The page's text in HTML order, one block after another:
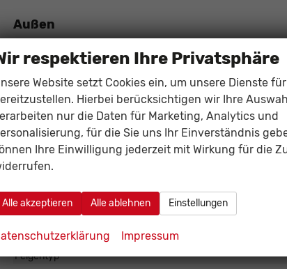
Außen
Außenspiegel elektrisch anklappbar,
Dachreling
Herstellerpaket
Scheiben, Verglasung
Privacy Glass
Räder & Technik
Antriebsachse
Fahrwerk- und Regelungssysteme
Antiblockiersystem (ABS),
Felgengröße
Felgentyp
respektieren Ihre Privatsphäre
Website setzt Cookies ein, um unsere Dienste
Hierbei berücksichtigen wir Ihre
nur die Daten für Marketing, Analytics und
für die Sie uns Ihr Einverständnis
Ihre Einwilligung jederzeit mit Wirkung für die
Alle akzeptieren Alle ablehnen Einstellungen
Impressum